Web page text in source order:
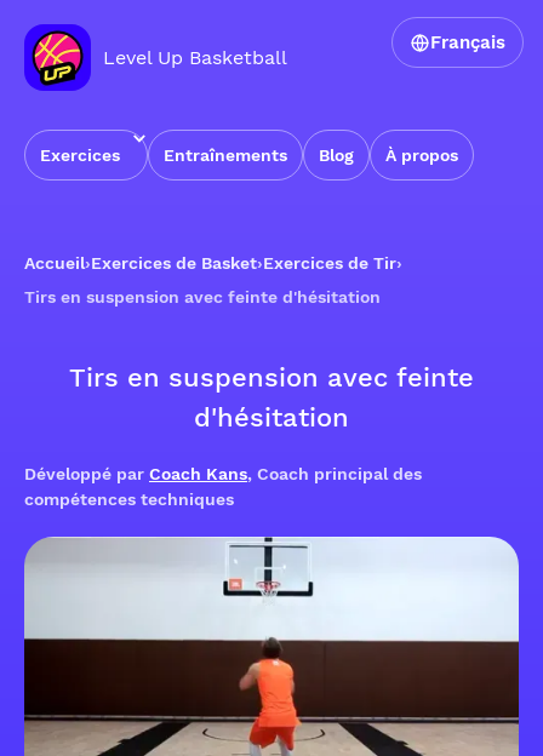
Level Up Basketball
Exercices Entraînements Blog À propos
Français
Accueil›Exercices de Basket›Exercices de Tir›
Tirs en suspension avec feinte d'hésitation
Tirs en suspension avec feinte
d'hésitation
Développé par Coach Kans, Coach principal des
compétences techniques